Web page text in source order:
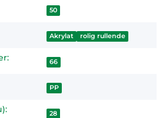
50
Akrylat rolig rullende
66
PP
28